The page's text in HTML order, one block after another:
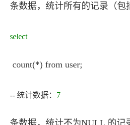
条数据，统计所有的记录（包
select
count(*) from user;
-- 统计数据： 7
条数据，统计不为NULL 的记